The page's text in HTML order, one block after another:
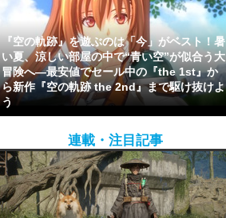
『空の軌跡』を遊ぶのは「今」がベスト！暑
い夏、涼しい部屋の中で“青い空”が似合う大
冒険へ―最安値でセール中の『the 1st』か
ら新作『空の軌跡 the 2nd』まで駆け抜けよ
う
連載・注目記事